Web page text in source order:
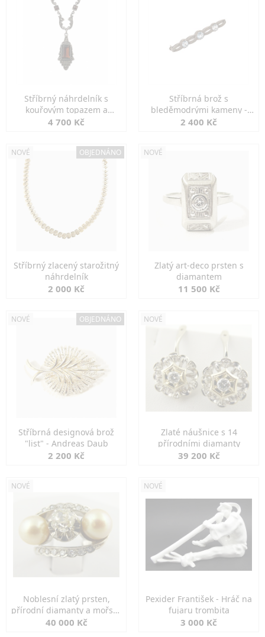
Stříbrný náhrdelník s
kouřovým topazem a
markazity
4 700 Kč
Stříbrná brož s
bleděmodrými kameny -
jemná elegance
2 400 Kč
NOVÉ OBJEDNÁNO
Stříbrný zlacený starožitný
náhrdelník
2 000 Kč
NOVÉ
Zlatý art-deco prsten s
diamantem
11 500 Kč
NOVÉ OBJEDNÁNO
Stříbrná designová brož
"list" - Andreas Daub
2 200 Kč
NOVÉ
Zlaté náušnice s 14
přírodními diamanty
39 200 Kč
NOVÉ
Noblesní zlatý prsten,
přírodní diamanty a mořské
perly
40 000 Kč
NOVÉ
Pexider František - Hráč na
fujaru trombita
3 000 Kč